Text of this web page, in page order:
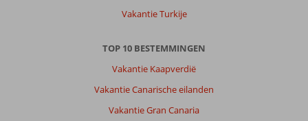
Vakantie Turkije
TOP 10 BESTEMMINGEN
Vakantie Kaapverdië
Vakantie Canarische eilanden
Vakantie Gran Canaria